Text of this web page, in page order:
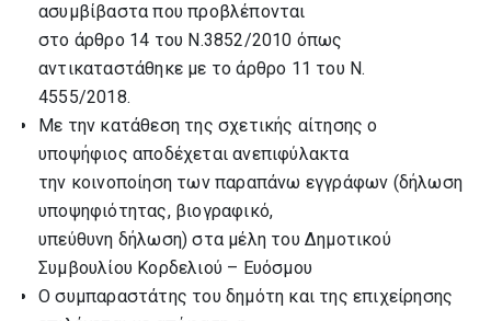
ασυμβίβαστα που προβλέπονται
στο άρθρο 14 του Ν.3852/2010 όπως
αντικαταστάθηκε με το άρθρο 11 του Ν.
4555/2018.
Με την κατάθεση της σχετικής αίτησης ο
υποψήφιος αποδέχεται ανεπιφύλακτα
την κοινοποίηση των παραπάνω εγγράφων (δήλωση
υποψηφιότητας, βιογραφικό,
υπεύθυνη δήλωση) στα μέλη του Δημοτικού
Συμβουλίου Κορδελιού – Ευόσμου
Ο συμπαραστάτης του δημότη και της επιχείρησης